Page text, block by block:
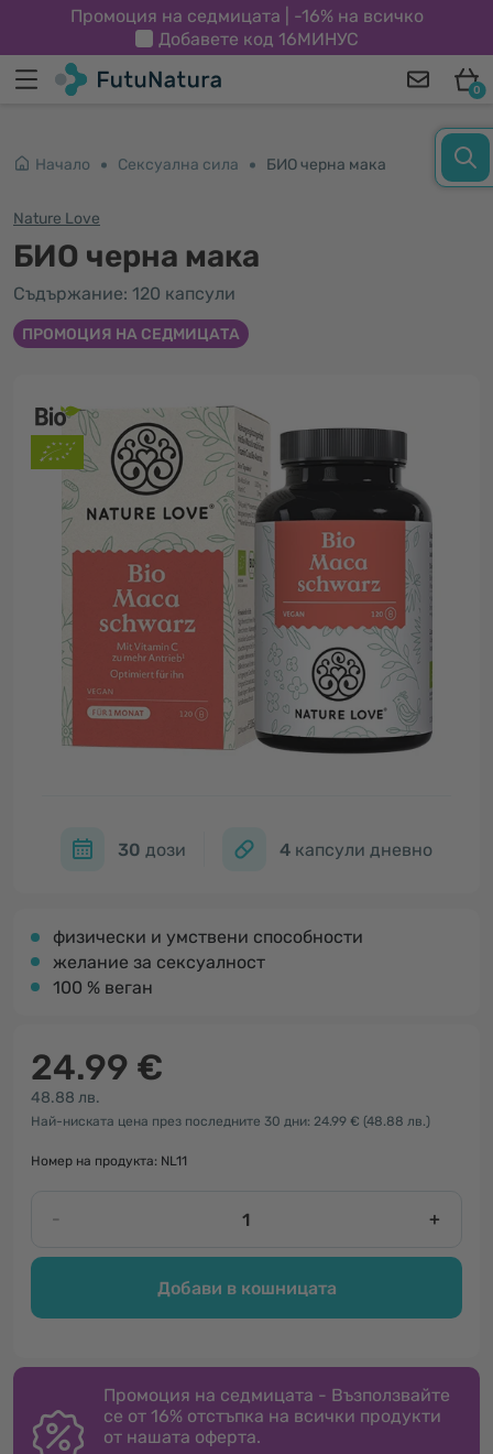
Промоция на седмицата | -16% на всичко
Добавете код 16МИНУС
0
Начало Сексуална сила БИО черна мака
Nature Love
БИО черна мака
Съдържание: 120 капсули
ПРОМОЦИЯ НА СЕДМИЦАТА
30 дози 4 капсули дневно
физически и умствени способности
желание за сексуалност
100 % веган
24.99 €
48.88 лв.
Най-ниската цена през последните 30 дни: 24.99 € (48.88 лв.)
Номер на продукта: NL11
- +
Добави в кошницата
Промоция на седмицата - Възползвайте
се от 16% отстъпка на всички продукти
от нашата оферта.